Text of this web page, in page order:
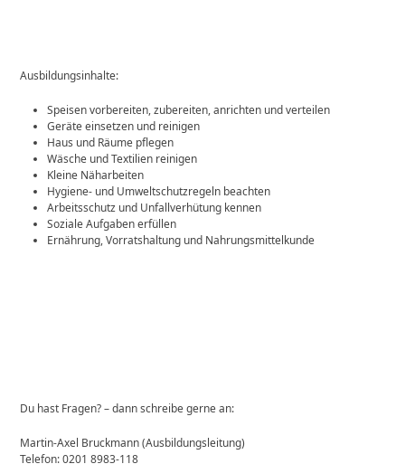
Ausbildungsinhalte:
Speisen vorbereiten, zubereiten, anrichten und verteilen
Geräte einsetzen und reinigen
Haus und Räume pflegen
Wäsche und Textilien reinigen
Kleine Näharbeiten
Hygiene- und Umweltschutzregeln beachten
Arbeitsschutz und Unfallverhütung kennen
Soziale Aufgaben erfüllen
Ernährung, Vorratshaltung und Nahrungsmittelkunde
Du hast Fragen? – dann schreibe gerne an:
Martin-Axel Bruckmann (Ausbildungsleitung)
Telefon: 0201 8983-118